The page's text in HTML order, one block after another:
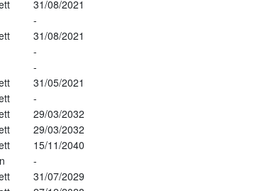
31/08/2021
-
31/08/2021
-
-
31/05/2021
-
29/03/2032
29/03/2032
15/11/2040
-
31/07/2029